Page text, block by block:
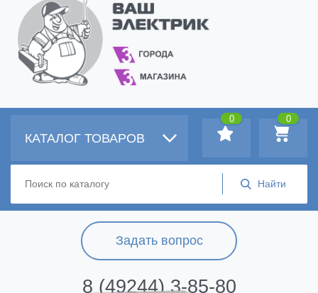
Задать вопрос
8 (49244) 3-85-80
КАТАЛОГ ТОВАРОВ
0
0